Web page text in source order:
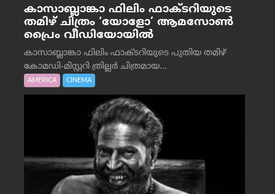
കാസാബ്ലാങ്കാ ഫിലിം ഫാക്ടറിയുടെ
തമിഴ് ചിത്രം ‘യോളോ’ ആമസോൺ
പ്രൈം വീഡിയോയിൽ
കാസാബ്ലാങ്കാ ഫിലിം ഫാക്ടറിയുടെ പുതിയ തമിഴ്
കോമഡി-മിസ്റ്ററി ത്രില്ലർ ചിത്രമായ...
AMERICA CINEMA